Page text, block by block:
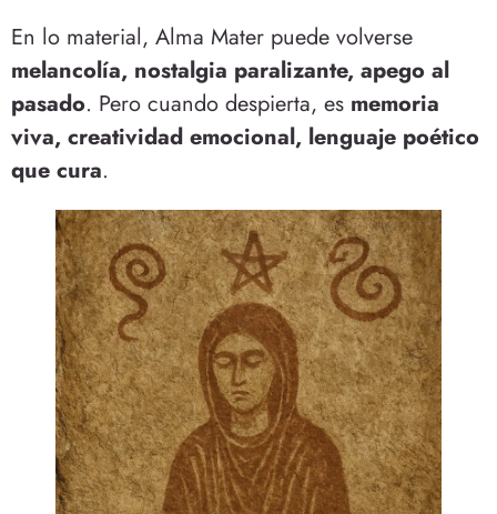
En lo material, Alma Mater puede volverse
melancolía, nostalgia paralizante, apego al
pasado. Pero cuando despierta, es memoria
viva, creatividad emocional, lenguaje poético
que cura.